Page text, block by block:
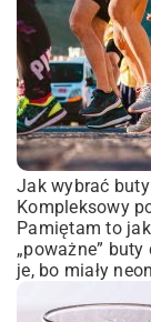
Jak wybrać
Kompleksowy
Pamiętam to
„poważne” buty
je, bo miały